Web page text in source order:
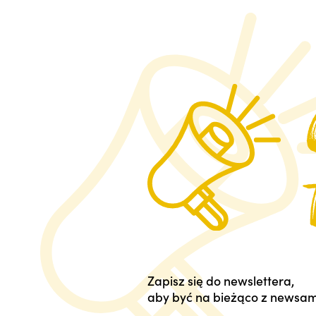
Zapisz się do newslettera,
aby być na bieżąco z